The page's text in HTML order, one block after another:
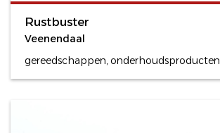
Rustbuster
Veenendaal
gereedschappen, onderhoudsproducten